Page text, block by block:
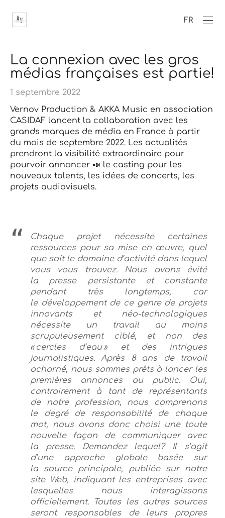
FR
La connexion avec les gros
médias françaises est partie!
1 septembre 2022
Vernov Production & AKKA Music en association
CASIDAF lancent la collaboration avec les
grands marques de média en France à partir
du mois de septembre 2022. Les actualités
prendront la visibilité extraordinaire pour
pourvoir annoncer 📣 le casting pour les
nouveaux talents, les idées de concerts, les
projets audiovisuels.
Chaque projet nécessite certaines
ressources pour sa mise en œuvre, quel
que soit le domaine d’activité dans lequel
vous vous trouvez. Nous avons évité
la presse persistante et constante
pendant très longtemps, car
le développement de ce genre de projets
innovants et néo-technologiques
nécessite un travail au moins
scrupuleusement ciblé, et non des
« cercles d’eau » et des intrigues
journalistiques. Après 8 ans de travail
acharné, nous sommes prêts à lancer les
premières annonces au public. Oui,
contrairement à tant de représentants
de notre profession, nous comprenons
le degré de responsabilité de chaque
mot, nous avons donc choisi une toute
nouvelle façon de communiquer avec
la presse. Demandez lequel? Il s’agit
d’une approche globale basée sur
la source principale, publiée sur notre
site Web, indiquant les entreprises avec
lesquelles nous interagissons
officiellement. Toutes les autres sources
seront responsables de leurs propres